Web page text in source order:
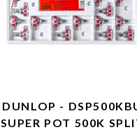
DUNLOP -
SUPER POT 500K